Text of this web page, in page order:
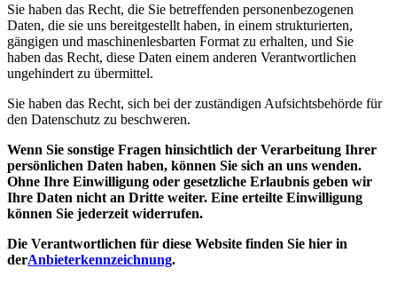
Sie haben das Recht, die Sie betreffenden personenbezogenen
Daten, die sie uns bereitgestellt haben, in einem strukturierten,
gängigen und maschinenlesbarten Format zu erhalten, und Sie
haben das Recht, diese Daten einem anderen Verantwortlichen
ungehindert zu übermittel.
Sie haben das Recht, sich bei der zuständigen Aufsichtsbehörde für
den Datenschutz zu beschweren.
Wenn Sie sonstige Fragen hinsichtlich der Verarbeitung Ihrer
persönlichen Daten haben, können Sie sich an uns wenden.
Ohne Ihre Einwilligung oder gesetzliche Erlaubnis geben wir
Ihre Daten nicht an Dritte weiter. Eine erteilte Einwilligung
können Sie jederzeit widerrufen.
Die Verantwortlichen für diese Website finden Sie hier in
derAnbieterkennzeichnung.